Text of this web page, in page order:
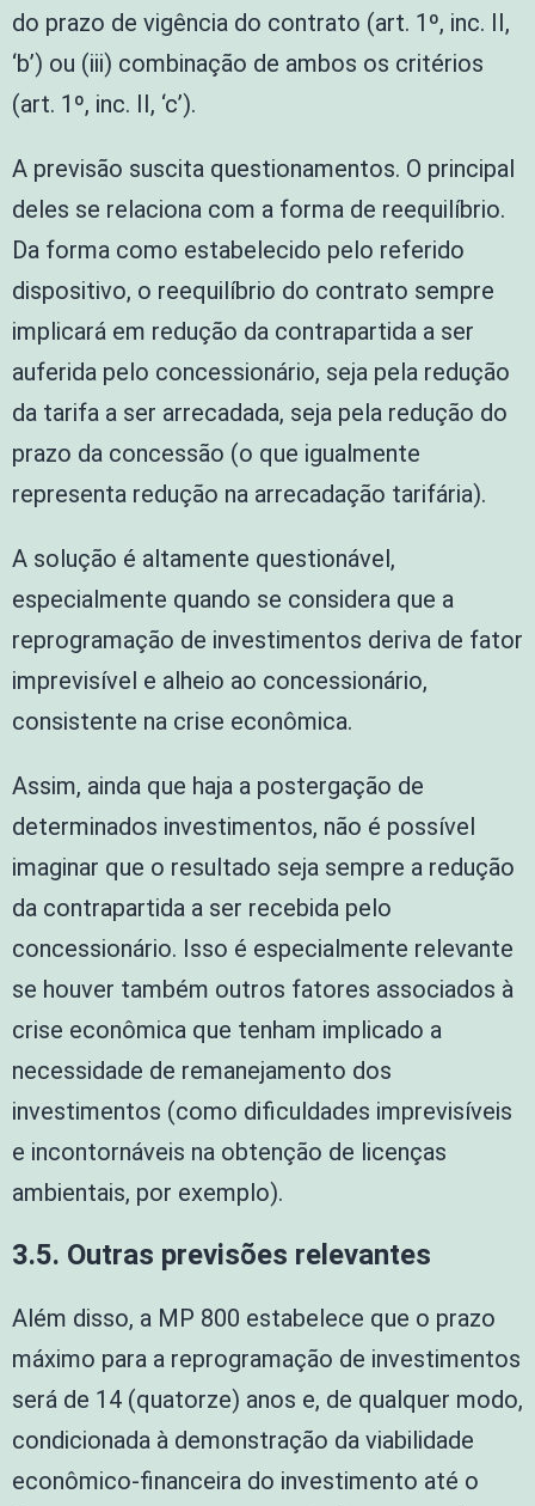
do prazo de vigência do contrato (art. 1º, inc. II,
‘b’) ou (iii) combinação de ambos os critérios
(art. 1º, inc. II, ‘c’).
A previsão suscita questionamentos. O principal
deles se relaciona com a forma de reequilíbrio.
Da forma como estabelecido pelo referido
dispositivo, o reequilíbrio do contrato sempre
implicará em redução da contrapartida a ser
auferida pelo concessionário, seja pela redução
da tarifa a ser arrecadada, seja pela redução do
prazo da concessão (o que igualmente
representa redução na arrecadação tarifária).
A solução é altamente questionável,
especialmente quando se considera que a
reprogramação de investimentos deriva de fator
imprevisível e alheio ao concessionário,
consistente na crise econômica.
Assim, ainda que haja a postergação de
determinados investimentos, não é possível
imaginar que o resultado seja sempre a redução
da contrapartida a ser recebida pelo
concessionário. Isso é especialmente relevante
se houver também outros fatores associados à
crise econômica que tenham implicado a
necessidade de remanejamento dos
investimentos (como dificuldades imprevisíveis
e incontornáveis na obtenção de licenças
ambientais, por exemplo).
3.5. Outras previsões relevantes
Além disso, a MP 800 estabelece que o prazo
máximo para a reprogramação de investimentos
será de 14 (quatorze) anos e, de qualquer modo,
condicionada à demonstração da viabilidade
econômico-financeira do investimento até o